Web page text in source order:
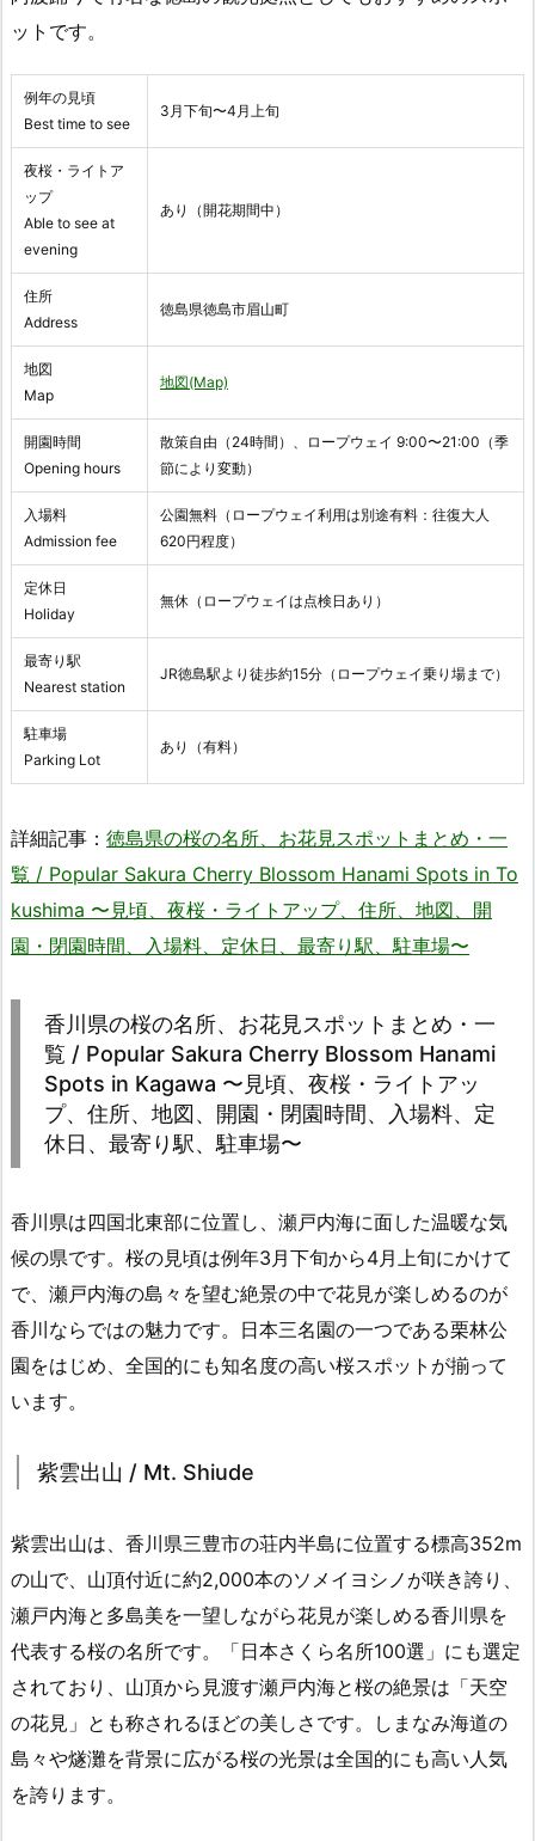
ットです。
例年の見頃
Best time to see
3月下旬〜4月上旬
夜桜・ライトア
ップ
Able to see at
evening
あり（開花期間中）
住所
Address
徳島県徳島市眉山町
地図
Map
地図(Map)
開園時間
Opening hours
散策自由（24時間）、ロープウェイ 9:00〜21:00（季
節により変動）
入場料
Admission fee
公園無料（ロープウェイ利用は別途有料：往復大人
620円程度）
定休日
Holiday
無休（ロープウェイは点検日あり）
最寄り駅
Nearest station
JR徳島駅より徒歩約15分（ロープウェイ乗り場まで）
駐車場
Parking Lot
あり（有料）
詳細記事： 徳島県の桜の名所、お花見スポットまとめ・一
覧 / Popular Sakura Cherry Blossom Hanami Spots in To
kushima 〜見頃、夜桜・ライトアップ、住所、地図、開
園・閉園時間、入場料、定休日、最寄り駅、駐車場〜
香川県の桜の名所、お花見スポットまとめ・一
覧 / Popular Sakura Cherry Blossom Hanami
Spots in Kagawa 〜見頃、夜桜・ライトアッ
プ、住所、地図、開園・閉園時間、入場料、定
休日、最寄り駅、駐車場〜
香川県は四国北東部に位置し、瀬戸内海に面した温暖な気
候の県です。桜の見頃は例年3月下旬から4月上旬にかけて
で、瀬戸内海の島々を望む絶景の中で花見が楽しめるのが
香川ならではの魅力です。日本三名園の一つである栗林公
園をはじめ、全国的にも知名度の高い桜スポットが揃って
います。
紫雲出山 / Mt. Shiude
紫雲出山は、香川県三豊市の荘内半島に位置する標高352m
の山で、山頂付近に約2,000本のソメイヨシノが咲き誇り、
瀬戸内海と多島美を一望しながら花見が楽しめる香川県を
代表する桜の名所です。「日本さくら名所100選」にも選定
されており、山頂から見渡す瀬戸内海と桜の絶景は「天空
の花見」とも称されるほどの美しさです。しまなみ海道の
島々や燧灘を背景に広がる桜の光景は全国的にも高い人気
を誇ります。